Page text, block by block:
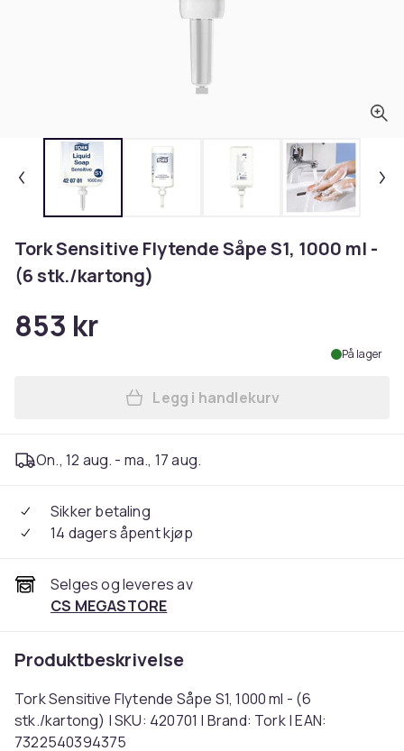
Tork Sensitive Flytende Såpe S1, 1000 ml -
(6 stk./kartong)
853 kr
På lager
Legg Tork Sensitive
Legg i handlekurv
On., 12 aug. - ma., 17 aug.
Sikker betaling
14 dagers åpent kjøp
Selges og leveres av
CS MEGASTORE
Produktbeskrivelse
Tork Sensitive Flytende Såpe S1, 1000 ml - (6
stk./kartong) | SKU: 420701 | Brand: Tork | EAN:
7322540394375